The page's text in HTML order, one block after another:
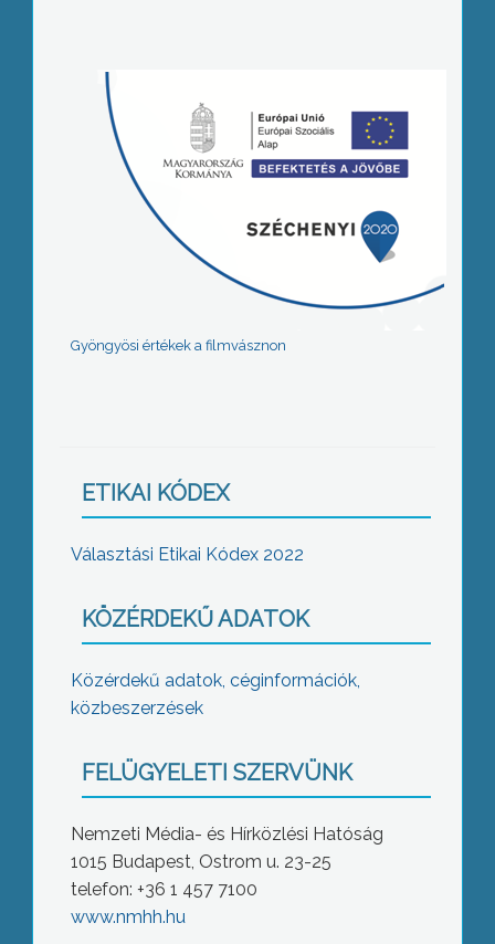
Gyöngyösi értékek a filmvásznon
ETIKAI KÓDEX
Választási Etikai Kódex 2022
KÖZÉRDEKŰ ADATOK
Közérdekű adatok, céginformációk,
közbeszerzések
FELÜGYELETI SZERVÜNK
Nemzeti Média- és Hírközlési Hatóság
1015 Budapest, Ostrom u. 23-25
telefon: +36 1 457 7100
www.nmhh.hu